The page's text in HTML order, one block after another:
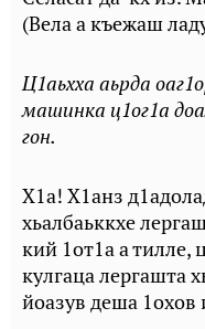
(Вела а къежаш
Ц1аьхха аьрда
машинка ц1ог1а
гон.
Х1а! Х1анз
хьалбаьккхе
кий 1от1а а
кулгаца лергашта
йоазув деша 1охов